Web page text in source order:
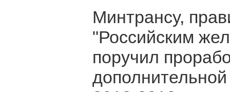
Минтрансу,
"Российским
поручил